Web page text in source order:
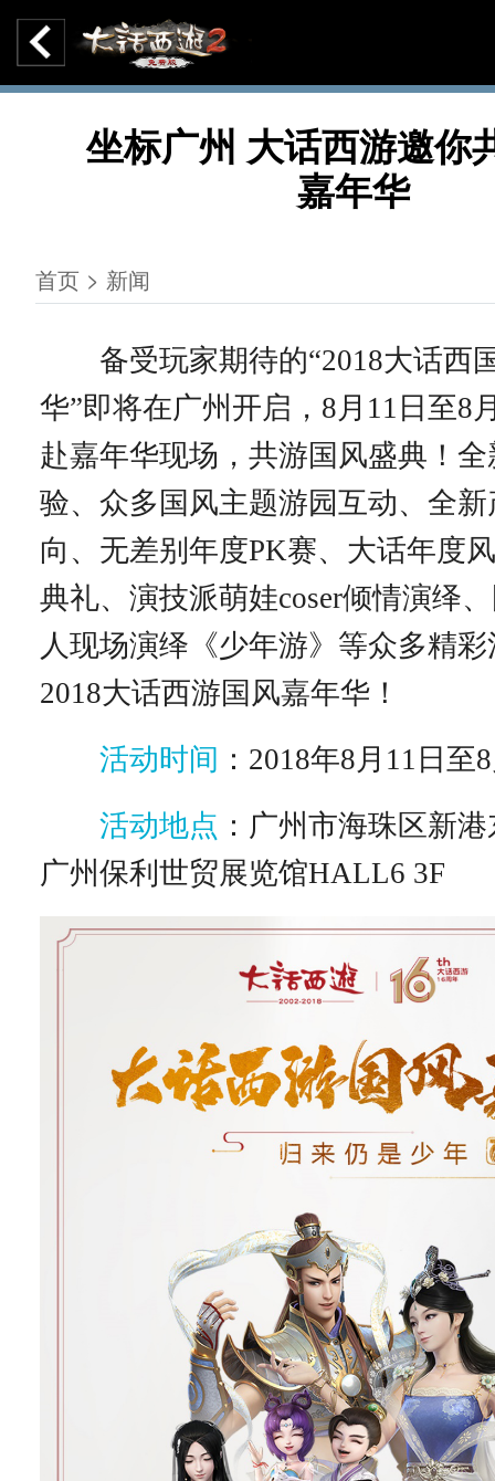
坐标广州 大话西游邀你
嘉年华
首页 > 新闻
备受玩家期待的“2018大话西
华”即将在广州开启，8月11日至8
赴嘉年华现场，共游国风盛典！
验、众多国风主题游园互动、全
向、无差别年度PK赛、大话年度
典礼、演技派萌娃coser倾情演绎
人现场演绎《少年游》等众多精
2018大话西游国风嘉年华！
活动时间 ：2018年8月11日至
活动地点 ：广州市海珠区新
广州保利世贸展览馆HALL6 3F